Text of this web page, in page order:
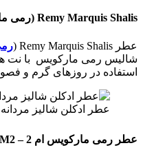
Remy Marquis Shalis (رمی
عطر Remy Marquis Shalis (
شالیس رمی مارکویس با نت
استفاده در روزهای گرم و فصول بهار
عطر ادکلن شالیز
عطر رمی مارکویس ام 2 –